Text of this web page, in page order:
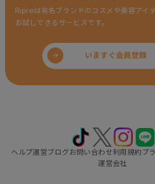
Ripreは有名ブランドのコスメや美容アイ
お試しできるサービスです。
いますぐ会員登録
ヘルプ運営ブログお問い合わせ利用規約プ
運営会社